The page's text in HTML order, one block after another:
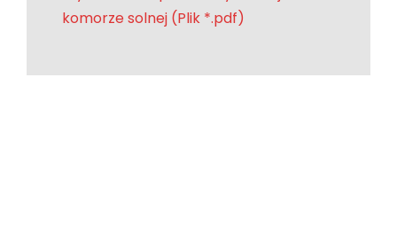
komorze solnej (Plik *.pdf)